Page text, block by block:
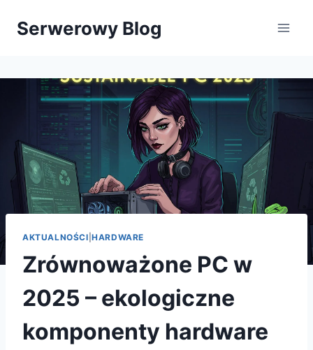
Serwerowy Blog
AKTUALNOŚCI |HARDWARE
Zrównoważone PC w
2025 – ekologiczne
komponenty hardware